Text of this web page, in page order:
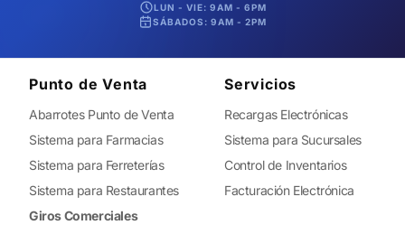
LUN - VIE: 9AM - 6PM
SÁBADOS: 9AM - 2PM
Punto de Venta
Abarrotes Punto de Venta
Sistema para Farmacias
Sistema para Ferreterías
Sistema para Restaurantes
Giros Comerciales
Servicios
Recargas Electrónicas
Sistema para Sucursales
Control de Inventarios
Facturación Electrónica